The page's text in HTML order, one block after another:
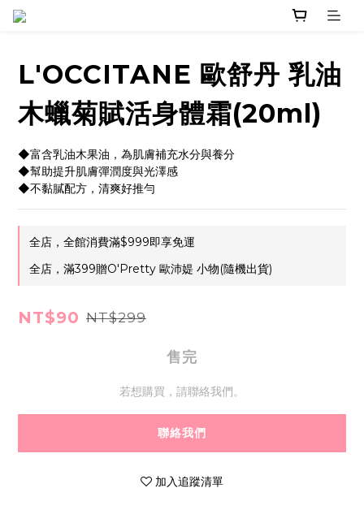
L'OCCITANE 歐舒丹 乳油
木蠟菊賦活身體霜(20ml)
◆富含乳油木果油，為肌膚補充水分與養分
◆幫助提升肌膚彈潤度與光澤感
◆不黏膩配方，清爽好推勻
全店，全館消費滿$999即享免運
全店，滿399贈O'Pretty 歐沛媞 小物(隨機出貨)
NT$90 NT$299
售完
若想購買，請聯絡我們。
聯絡我們
加入追蹤清單